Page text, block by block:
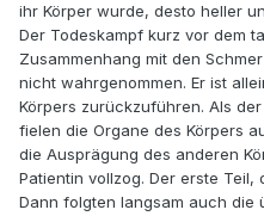
ihr Körper wurde, desto heller
Der Todeskampf kurz vor dem
Zusammenhang mit den
nicht wahrgenommen. Er ist
Körpers zurückzuführen. Als
fielen die Organe des Körpers
die Ausprägung des anderen
Patientin vollzog. Der erste Teil,
Dann folgten langsam auch die